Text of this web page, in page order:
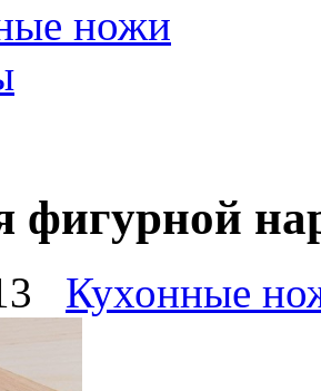
ножи
фигурной
Кухонные